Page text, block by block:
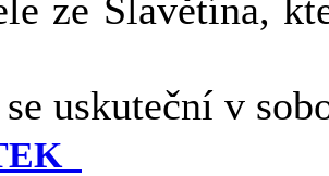
ze Slavětína,
uskuteční v